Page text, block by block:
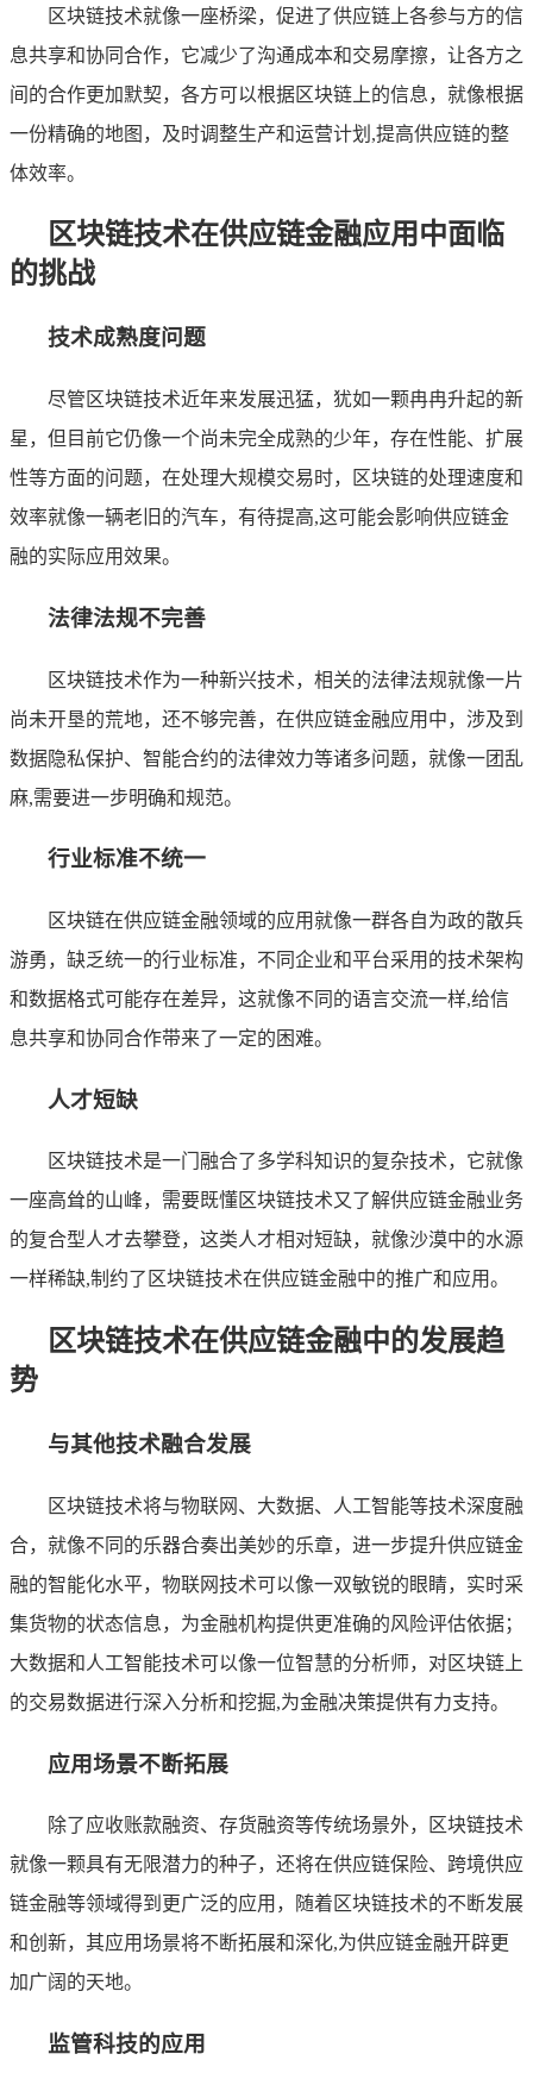
区块链技术就像一座桥梁，促进了供应链上各参与方的信
息共享和协同合作，它减少了沟通成本和交易摩擦，让各方之
间的合作更加默契，各方可以根据区块链上的信息，就像根据
一份精确的地图，及时调整生产和运营计划,提高供应链的整
体效率。
区块链技术在供应链金融应用中面临
的挑战
技术成熟度问题
尽管区块链技术近年来发展迅猛，犹如一颗冉冉升起的新
星，但目前它仍像一个尚未完全成熟的少年，存在性能、扩展
性等方面的问题，在处理大规模交易时，区块链的处理速度和
效率就像一辆老旧的汽车，有待提高,这可能会影响供应链金
融的实际应用效果。
法律法规不完善
区块链技术作为一种新兴技术，相关的法律法规就像一片
尚未开垦的荒地，还不够完善，在供应链金融应用中，涉及到
数据隐私保护、智能合约的法律效力等诸多问题，就像一团乱
麻,需要进一步明确和规范。
行业标准不统一
区块链在供应链金融领域的应用就像一群各自为政的散兵
游勇，缺乏统一的行业标准，不同企业和平台采用的技术架构
和数据格式可能存在差异，这就像不同的语言交流一样,给信
息共享和协同合作带来了一定的困难。
人才短缺
区块链技术是一门融合了多学科知识的复杂技术，它就像
一座高耸的山峰，需要既懂区块链技术又了解供应链金融业务
的复合型人才去攀登，这类人才相对短缺，就像沙漠中的水源
一样稀缺,制约了区块链技术在供应链金融中的推广和应用。
区块链技术在供应链金融中的发展趋
势
与其他技术融合发展
区块链技术将与物联网、大数据、人工智能等技术深度融
合，就像不同的乐器合奏出美妙的乐章，进一步提升供应链金
融的智能化水平，物联网技术可以像一双敏锐的眼睛，实时采
集货物的状态信息，为金融机构提供更准确的风险评估依据；
大数据和人工智能技术可以像一位智慧的分析师，对区块链上
的交易数据进行深入分析和挖掘,为金融决策提供有力支持。
应用场景不断拓展
除了应收账款融资、存货融资等传统场景外，区块链技术
就像一颗具有无限潜力的种子，还将在供应链保险、跨境供应
链金融等领域得到更广泛的应用，随着区块链技术的不断发展
和创新，其应用场景将不断拓展和深化,为供应链金融开辟更
加广阔的天地。
监管科技的应用